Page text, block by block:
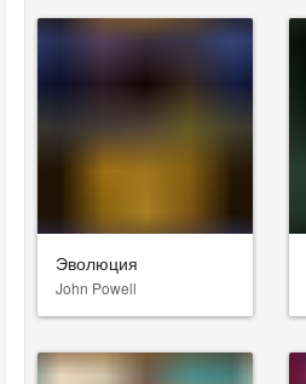
Эволюция
John Powell